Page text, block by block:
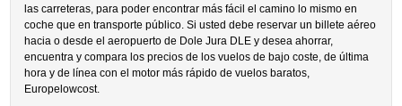
las carreteras, para poder encontrar más fácil el camino lo mismo en
coche que en transporte público. Si usted debe reservar un billete aéreo
hacia o desde el aeropuerto de Dole Jura DLE y desea ahorrar,
encuentra y compara los precios de los vuelos de bajo coste, de última
hora y de línea con el motor más rápido de vuelos baratos,
Europelowcost.